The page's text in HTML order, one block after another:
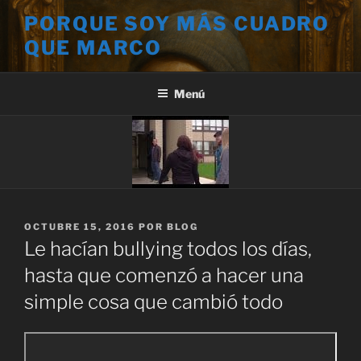
Saltar
contenido
PORQUE SOY MÁS CUADRO
QUE MARCO
Menú
PUBLICADO
EL
OCTUBRE 15, 2016 POR BLOG
Le hacían bullying todos los días,
hasta que comenzó a hacer una
simple cosa que cambió todo